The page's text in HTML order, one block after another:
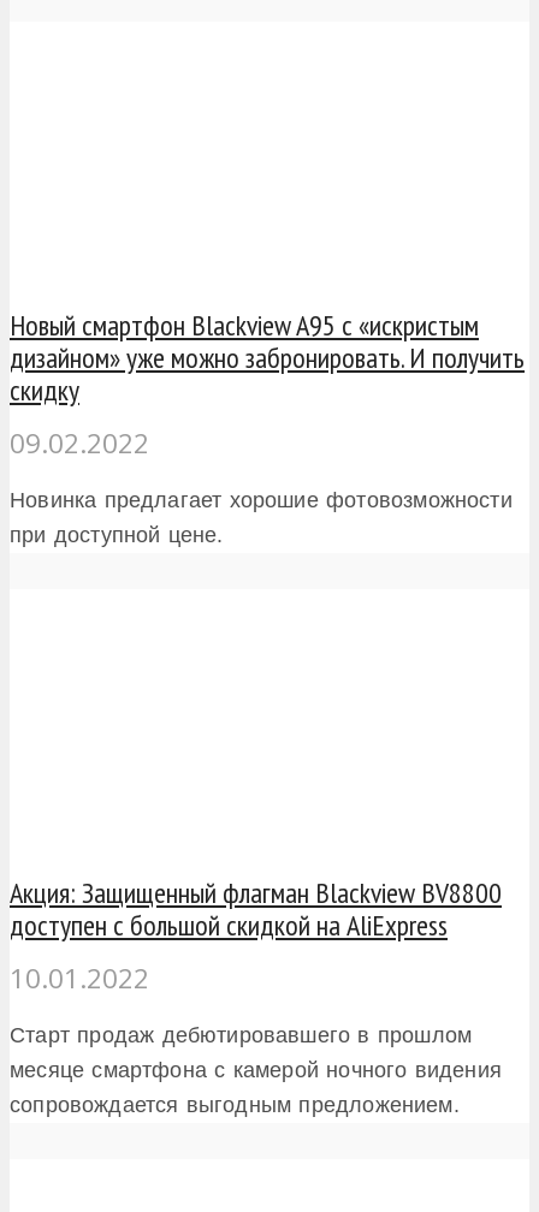
Новый смартфон Blackview A95 с «искристым
дизайном» уже можно забронировать. И получить
скидку
09.02.2022
Новинка предлагает хорошие фотовозможности
при доступной цене.
Акция: Защищенный флагман Blackview BV8800
доступен с большой скидкой на AliExpress
10.01.2022
Старт продаж дебютировавшего в прошлом
месяце смартфона с камерой ночного видения
сопровождается выгодным предложением.